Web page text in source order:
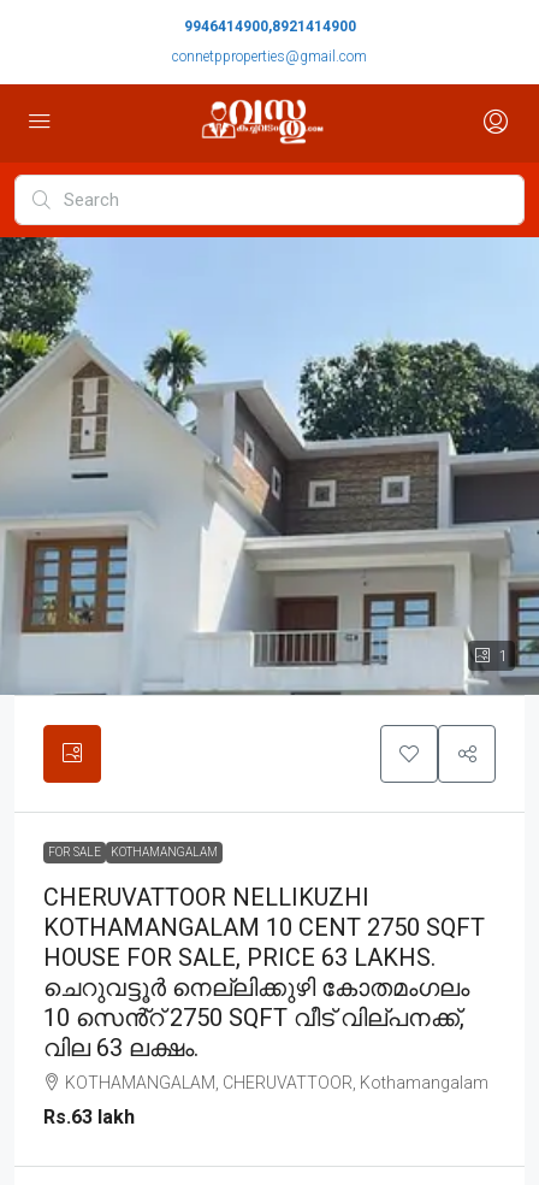
9946414900,8921414900
connetpproperties@gmail.com
1
FOR SALE KOTHAMANGALAM
CHERUVATTOOR NELLIKUZHI
KOTHAMANGALAM 10 CENT 2750 SQFT
HOUSE FOR SALE, PRICE 63 LAKHS.
ചെറുവട്ടൂർ നെല്ലിക്കുഴി കോതമംഗലം
10 സെൻ്റ് 2750 SQFT വീട് വില്പനക്ക്,
വില 63 ലക്ഷം.
KOTHAMANGALAM, CHERUVATTOOR, Kothamangalam
Rs.63 lakh